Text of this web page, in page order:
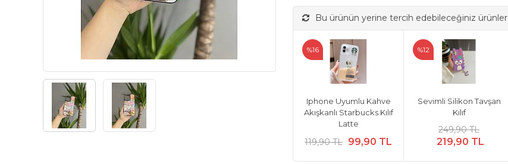
Bu ürünün yerine tercih edebileceğiniz ürünler
Iphone Uyumlu Kahve
Akışkanlı Starbucks Kılıf
Latte
119,90 TL 99,90 TL
%16
Sevimli Silikon Tavşan
Kılıf
249,90 TL
219,90 TL
%12